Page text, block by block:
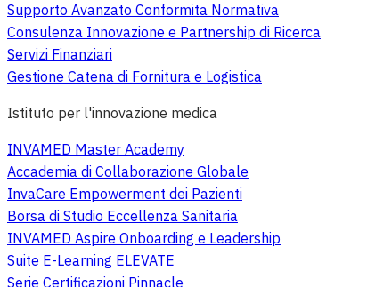
Supporto Avanzato Conformita Normativa
Consulenza Innovazione e Partnership di Ricerca
Servizi Finanziari
Gestione Catena di Fornitura e Logistica
Istituto per l'innovazione medica
INVAMED Master Academy
Accademia di Collaborazione Globale
InvaCare Empowerment dei Pazienti
Borsa di Studio Eccellenza Sanitaria
INVAMED Aspire Onboarding e Leadership
Suite E-Learning ELEVATE
Serie Certificazioni Pinnacle